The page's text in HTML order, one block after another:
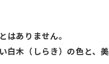
はありません。
白木（しらき）の色と、美